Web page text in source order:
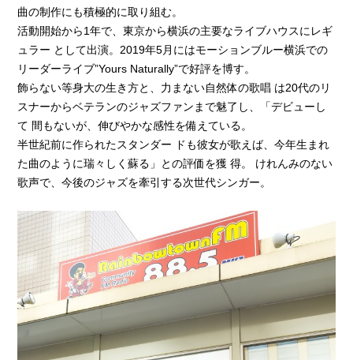
曲の制作にも積極的に取り組む。
活動開始から1年で、東京から横浜の主要なライブハウスにレギ
ュラー として出演。2019年5月にはモーションブルー横浜での
リーダーライブ”Yours Naturally”で好評を博す。
飾らない等身大の生き方と、力まない自然体の歌唱 は20代のリ
スナーからベテランのジャズファンまで魅了し、「デビューし
て 間もないが、伸びやかな感性を備えている。
半世紀前に作られたスタンダー ドも彼女が歌えば、今年生まれ
た曲のように瑞々しく蘇る」との評価を獲 得。 けれんみのない
歌声で、今後のジャズを牽引する次世代シンガー。